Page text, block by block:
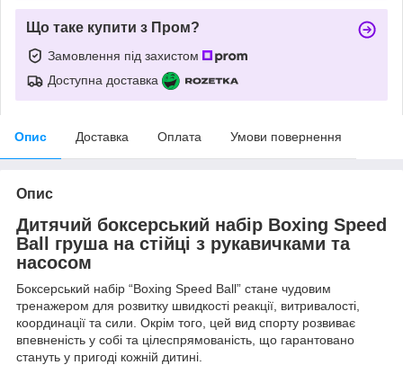
Що таке купити з Пром?
Замовлення під захистом
Доступна доставка
Опис Доставка Оплата Умови повернення
Опис
Дитячий боксерський набір Boxing Speed
Ball груша на стійці з рукавичками та
насосом
Боксерський набір “Boxing Speed Ball” стане чудовим
тренажером для розвитку швидкості реакції, витривалості,
координації та сили. Окрім того, цей вид спорту розвиває
впевненість у собі та цілеспрямованість, що гарантовано
стануть у пригоді кожній дитині.